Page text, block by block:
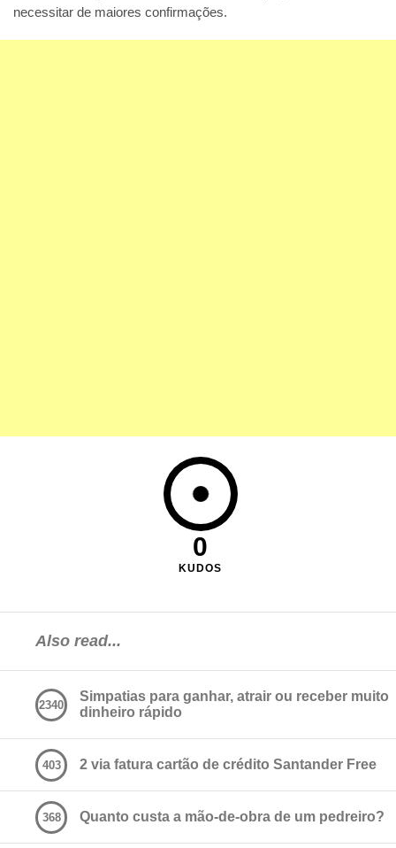
necessitar de maiores confirmações.
0
KUDOS
Also read...
Simpatias para ganhar, atrair ou receber muito
dinheiro rápido
2340
2 via fatura cartão de crédito Santander Free
403
Quanto custa a mão-de-obra de um pedreiro?
368